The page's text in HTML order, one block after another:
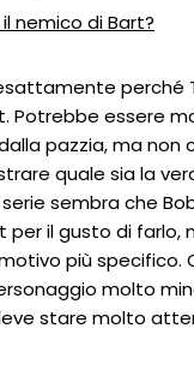
nemico di Bart?
perché
Potrebbe essere
pazzia, ma non
quale sia la
sembra che
per il gusto di farlo,
più specifico.
molto
stare molto